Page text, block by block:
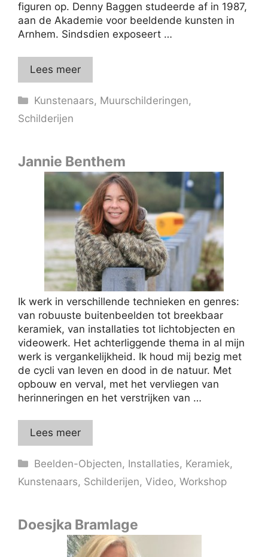
figuren op. Denny Baggen studeerde af in 1987,
aan de Akademie voor beeldende kunsten in
Arnhem. Sindsdien exposeert …
Lees meer
Categorieën
Kunstenaars, Muurschilderingen,
Schilderijen
Jannie Benthem
Ik werk in verschillende technieken en genres:
van robuuste buitenbeelden tot breekbaar
keramiek, van installaties tot lichtobjecten en
videowerk. Het achterliggende thema in al mijn
werk is vergankelijkheid. Ik houd mij bezig met
de cycli van leven en dood in de natuur. Met
opbouw en verval, met het vervliegen van
herinneringen en het verstrijken van …
Lees meer
Categorieën
Beelden-Objecten, Installaties, Keramiek,
Kunstenaars, Schilderijen, Video, Workshop
Doesjka Bramlage